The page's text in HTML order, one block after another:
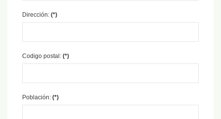
Dirección: (*)
Codigo postal: (*)
Población: (*)